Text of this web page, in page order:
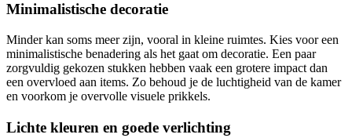
Minimalistische decoratie
Minder kan soms meer zijn, vooral in kleine ruimtes. Kies voor een
minimalistische benadering als het gaat om decoratie. Een paar
zorgvuldig gekozen stukken hebben vaak een grotere impact dan
een overvloed aan items. Zo behoud je de luchtigheid van de kamer
en voorkom je overvolle visuele prikkels.
Lichte kleuren en goede verlichting